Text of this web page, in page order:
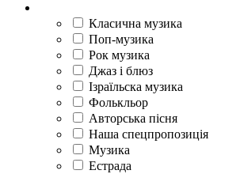
Класична музика
Поп-музика
Рок музика
Джаз і блюз
Ізраїльска музика
Фолькльор
Авторська пісня
Наша спецпропозиція
Музика
Естрада